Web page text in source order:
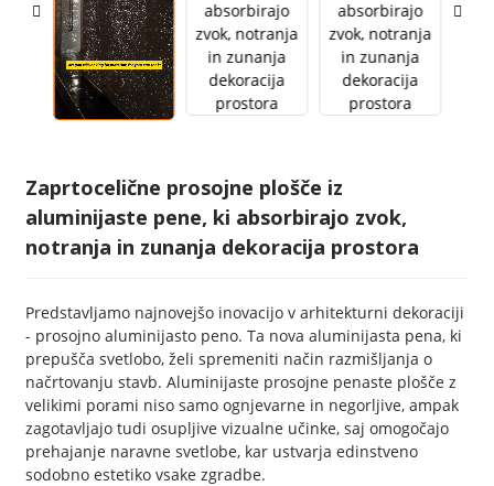
Zaprtocelične prosojne plošče iz
aluminijaste pene, ki absorbirajo zvok,
notranja in zunanja dekoracija prostora
Predstavljamo najnovejšo inovacijo v arhitekturni dekoraciji
- prosojno aluminijasto peno. Ta nova aluminijasta pena, ki
prepušča svetlobo, želi spremeniti način razmišljanja o
načrtovanju stavb. Aluminijaste prosojne penaste plošče z
velikimi porami niso samo ognjevarne in negorljive, ampak
zagotavljajo tudi osupljive vizualne učinke, saj omogočajo
prehajanje naravne svetlobe, kar ustvarja edinstveno
sodobno estetiko vsake zgradbe.